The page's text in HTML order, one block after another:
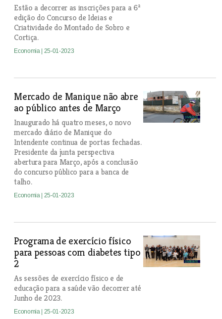
Estão a decorrer as inscrições para a 6ª
edição do Concurso de Ideias e
Criatividade do Montado de Sobro e
Cortiça.
Economia | 25-01-2023
Mercado de Manique não abre
ao público antes de Março
Inaugurado há quatro meses, o novo
mercado diário de Manique do
Intendente continua de portas fechadas.
Presidente da junta perspectiva
abertura para Março, após a conclusão
do concurso público para a banca de
talho.
Economia | 25-01-2023
Programa de exercício físico
para pessoas com diabetes tipo
2
As sessões de exercício físico e de
educação para a saúde vão decorrer até
Junho de 2023.
Economia | 25-01-2023